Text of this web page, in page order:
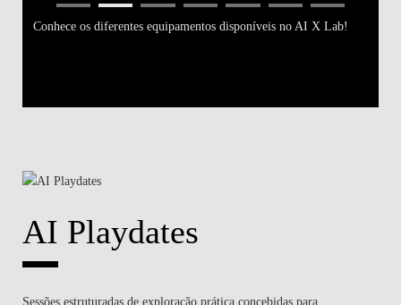
Conhece os diferentes equipamentos disponíveis no AI X Lab!
AI Playdates
Sessões estruturadas de exploração prática concebidas para